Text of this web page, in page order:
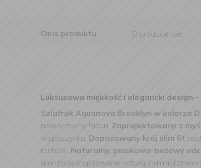
Opis produktu O producencie
Luksusowa miękkość i elegancki design
Szlafrok Aquanova Brooklyn w kolorze
nowoczesny fason. Zaprojektowany z
wypoczynku. Dopasowany krój slim fit
ruchów. Naturalny, piaskowo-beżowy
aranżacje inspirowane naturą, minimalizmem